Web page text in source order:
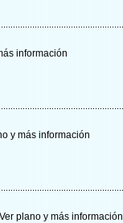
información
y más información
Ver plano y más información